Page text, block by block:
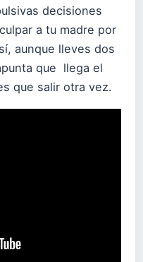
decisiones
a tu madre por
aunque lleves dos
que llega el
que salir otra vez.